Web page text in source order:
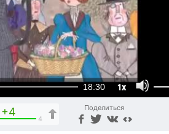
18:30 1x
+4
4
Поделиться